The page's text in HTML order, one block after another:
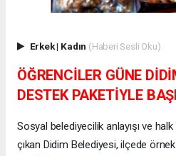
Erkek| Kadın (Haberi Sesli Oku)
ÖĞRENCİLER GÜNE
DESTEK PAKETİYLE
Sosyal belediyecilik anlayışı ve
çıkan Didim Belediyesi, ilçede